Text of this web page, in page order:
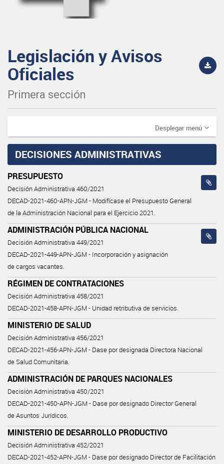
Legislación y Avisos
Oficiales
Primera sección
Desplegar menú
DECISIONES ADMINISTRATIVAS
PRESUPUESTO
Decisión Administrativa 460/2021
DECAD-2021-460-APN-JGM - Modifícase el Presupuesto General
de la Administración Nacional para el Ejercicio 2021.
ADMINISTRACIÓN PÚBLICA NACIONAL
Decisión Administrativa 449/2021
DECAD-2021-449-APN-JGM - Incorporación y asignación
de cargos vacantes.
RÉGIMEN DE CONTRATACIONES
Decisión Administrativa 458/2021
DECAD-2021-458-APN-JGM - Unidad retributiva de servicios.
MINISTERIO DE SALUD
Decisión Administrativa 456/2021
DECAD-2021-456-APN-JGM - Dase por designada Directora Nacional
de Salud Comunitaria.
ADMINISTRACIÓN DE PARQUES NACIONALES
Decisión Administrativa 450/2021
DECAD-2021-450-APN-JGM - Dase por designado Director General
de Asuntos Jurídicos.
MINISTERIO DE DESARROLLO PRODUCTIVO
Decisión Administrativa 452/2021
DECAD-2021-452-APN-JGM - Dase por designado Director de Facilitación